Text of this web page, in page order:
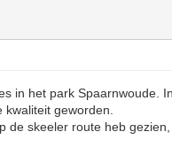
in het park Spaarnwoude.
geworden.
de skeeler route heb